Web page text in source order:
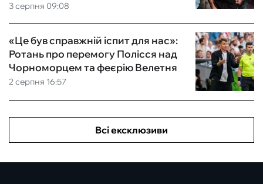
3 серпня 09:08
2 серпня 16:57
«Це був справжній іспит для нас»:
Ротань про перемогу Полісся над
Чорноморцем та феєрію Велетня
Всі ексклюзиви